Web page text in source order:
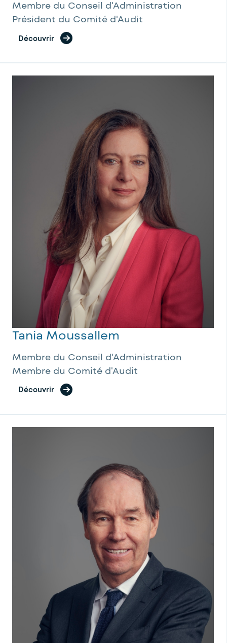
Membre du Conseil d'Administration
Président du Comité d'Audit
Découvrir
Tania Moussallem
Membre du Conseil d'Administration
Membre du Comité d'Audit
Découvrir